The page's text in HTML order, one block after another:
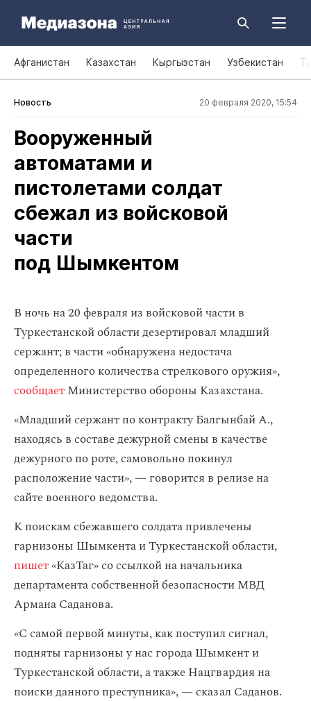
Афганистан Казахстан Кыргызстан Узбекистан
Новость 20 февраля 2020, 15:54
Вооруженный
автоматами и
пистолетами солдат
сбежал из войсковой
части
под Шымкентом
В ночь на 20 февраля из войсковой части в
Туркестанской области дезертировал младший
сержант; в части «обнаружена недостача
определенного количества стрелкового оружия»,
сообщаетМинистерство обороны Казахстана.
«Младший сержант по контракту Балгынбай А.,
находясь в составе дежурной смены в качестве
дежурного по роте, самовольно покинул
расположение части», — говорится в релизе на
сайте военного ведомства.
К поискам сбежавшего солдата привлечены
гарнизоны Шымкента и Туркестанской области,
пишет«КазТаг» со ссылкой на начальника
департамента собственной безопасности МВД
Армана Саданова.
«С самой первой минуты, как поступил сигнал,
подняты гарнизоны у нас города Шымкент и
Туркестанской области, а также Нацгвардия на
поиски данного преступника», — сказал Саданов.